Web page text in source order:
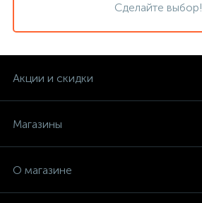
Сделайте выбор!
Акции и скидки
Магазины
О магазине